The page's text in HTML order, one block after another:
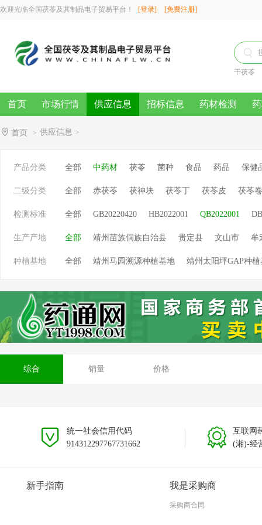
欢迎光临全国茯苓及其制品电子贸易平台！ [登录] [免费注册]

干茯苓
首页 市场行情 供应信息 招标信息 药材检测
首页 > 供应信息 >
产品分类 全部 中药材 茯苓 菌种 食品 药品 保健
二级分类 全部 赤茯苓 茯神块 茯苓丁 茯苓皮 茯苓卷
检测标准 全部 GB20220420 HB2022001 QB2022001
生产产地 全部 靖州苗族侗族自治县 贵定县 文山市 牟
种植基地 全部 靖州马园溯源种植基地
靖州太阳坪GAP种植
贵州黎平种植基地 云南文
综合 销量 价格
统一社会信用代码
914312297767731662
互联网
(湘)-经
新手指南 我是采购商
采购商合同